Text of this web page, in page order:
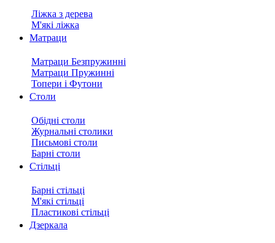
Ліжка з дерева
М'які ліжка
Матраци
Матраци Безпружинні
Матраци Пружинні
Топери і Футони
Столи
Обідні столи
Журнальні столики
Письмові столи
Барні столи
Стільці
Барні стільці
М'які стільці
Пластикові стільці
Дзеркала